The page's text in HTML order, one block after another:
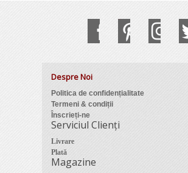
Despre Noi
Politica de confidențialitate
Termeni & condiții
Înscrieți-ne
Serviciul Clienți
Livrare
Plată
Magazine